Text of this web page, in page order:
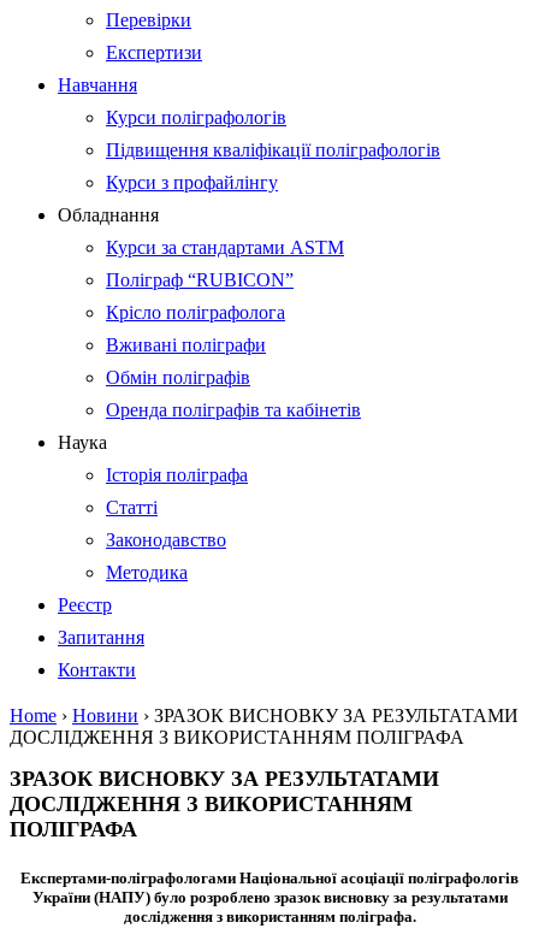
Перевірки
Експертизи
Навчання
Курси поліграфологів
Підвищення кваліфікації поліграфологів
Курси з профайлінгу
Обладнання
Курси за стандартами ASTM
Поліграф “RUBICON”
Крісло поліграфолога
Вживані поліграфи
Обмін поліграфів
Оренда поліграфів та кабінетів
Наука
Історія поліграфа
Статті
Законодавство
Методика
Реєстр
Запитання
Контакти
Home › Новини › ЗРАЗОК ВИСНОВКУ ЗА РЕЗУЛЬТАТАМИ
ДОСЛІДЖЕННЯ З ВИКОРИСТАННЯМ ПОЛІГРАФА
ЗРАЗОК ВИСНОВКУ ЗА РЕЗУЛЬТАТАМИ
ДОСЛІДЖЕННЯ З ВИКОРИСТАННЯМ
ПОЛІГРАФА
Експертами-поліграфологами Національної асоціації поліграфологів
України (НАПУ) було розроблено зразок висновку за результатами
дослідження з використанням поліграфа.